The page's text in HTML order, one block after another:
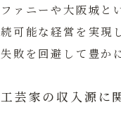
ファニーや大阪城と
続可能な経営を実現
失敗を回避して豊か
工芸家の収入源に